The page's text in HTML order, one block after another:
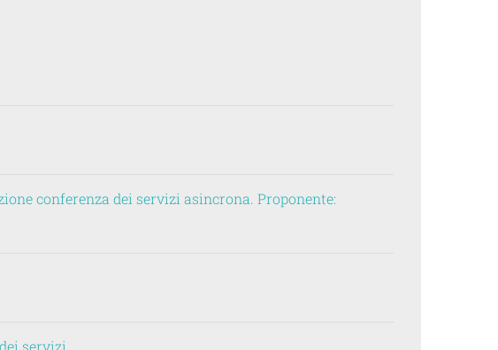
conferenza dei servizi asincrona. Proponente:
servizi.